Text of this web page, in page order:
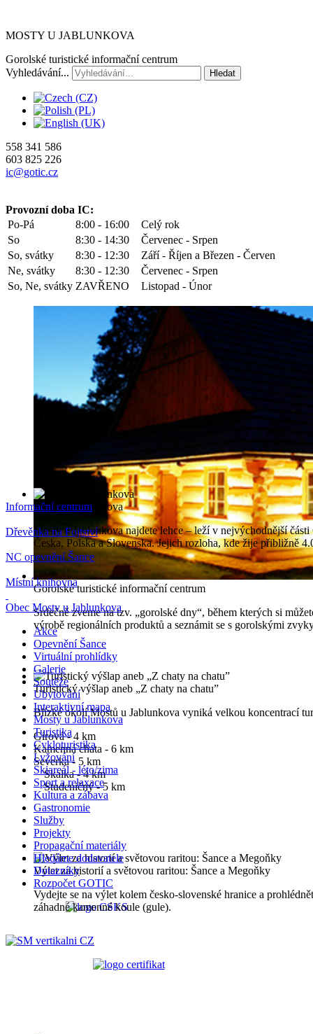
MOSTY U JABLUNKOVA
Gorolské turistické informační centrum
Vyhledávání...
Hledat
558 341 586
603 825 226
ic@gotic.cz
Provozní doba IC:
Po-Pá
8:00 - 16:00
Celý rok
So
8:30 - 14:30
Červenec - Srpen
So, svátky
8:30 - 12:30
Září - Říjen a Březen - Červen
Ne, svátky
8:30 - 12:30
Červenec - Srpen
So, Ne, svátky ZAVŘENO Listopad - Únor
Gorolské turistické informační centrum
Srdečně zveme na tzv. „gorolské dny“, během kterých si
výrobě regionálních produktů a seznámit se s gorolskými
Mosty u Jablunkova
Mosty u Jablunkova najdete lehce – leží v nejvýchodnější
Česka, Polska a Slovenska. Jejich rozloha, kde žije přibližně
Turistický výšlap aneb „Z chaty na chatu”
Blízké okolí Mostů u Jablunkova vyniká velkou koncentrací
Gírová - 4 km
Kamenná chata - 6 km
Severka - 5 km
Skalka - 4 km
Studeničný - 5 km
Výlet za historií a světovou raritou: Šance a Megoňky
Vydejte se na výlet kolem česko-slovenské hranice a
záhadné kamenné koule (gule).
Informační centrum
Dřevěnka na Fojtství
NC opevnění Šance
Místní knihovna
Obec Mosty u Jablunkova
Akce
Opevnění Šance
Virtuální prohlídky
Galerie
Soutěže
Ubytování
Interaktivní mapa
Mosty u Jablunkova
Turistika
Cykloturistika
Lyžování
Skiareál - léto/zima
Sport a relaxace
Kultura a zábava
Gastronomie
Služby
Projekty
Propagační materiály
Hledáme dodavatele
Dotazníky
Rozpočet GOTIC